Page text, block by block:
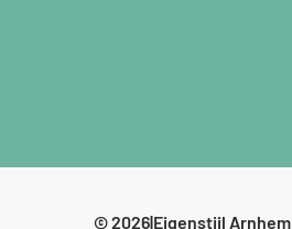
© 2026|Eigenstijl Arnhem